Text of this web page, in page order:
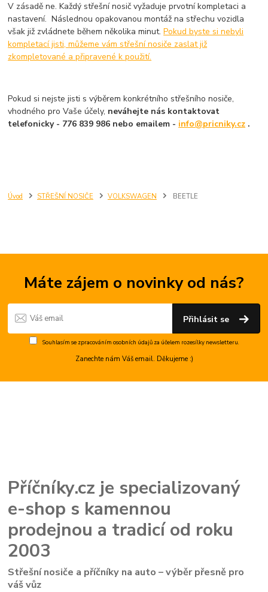
Úvod STŘEŠNÍ NOSIČE VOLKSWAGEN BEETLE
V zásadě ne. Každý střešní nosič vyžaduje prvotní kompletaci a
nastavení. Následnou opakovanou montáž na střechu vozidla
však již zvládnete během několika minut.Pokud byste si nebyli
kompletací jisti, můžeme vám střešní nosiče zaslat již
zkompletované a připravené k použití.
Pokud si nejste jisti s výběrem konkrétního střešního nosiče,
vhodného pro Vaše účely, neváhejte nás kontaktovat
telefonicky - 776 839 986 nebo emailem - info@pricniky.cz .
Máte zájem o novinky od nás?
Přihlásit se
Souhlasím se zpracováním osobních údajůza účelem rozesílky newsletteru.
Zanechte nám Váš email. Děkujeme :)
Příčníky.cz je specializovaný
e-shop s kamennou
prodejnou a tradicí od roku
2003
Střešní nosiče a příčníky na auto – výběr přesně pro
váš vůz